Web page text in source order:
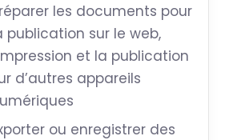
les documents pour
publication sur le web,
et la publication
d’autres appareils
ou enregistrer des